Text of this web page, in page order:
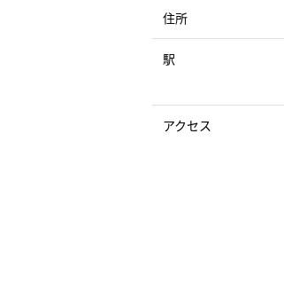
住所
駅
アクセス